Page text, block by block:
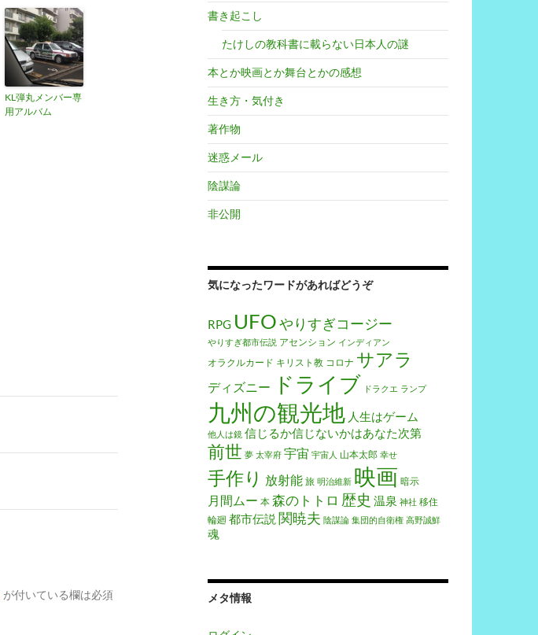
KL弾丸メンバー専
用アルバム
が付いている欄は必須
書き起こし
たけしの教科書に載らない日本人の謎
本とか映画とか舞台とかの感想
生き方・気付き
著作物
迷惑メール
陰謀論
非公開
気になったワードがあればどうぞ
RPG UFOやりすぎコージー
やりすぎ都市伝説 アセンション インディアン
オラクルカード キリスト教 コロナ サアラ
ディズニー ドライブ ドラクエ ランプ
九州の観光地 人生はゲーム
他人は鏡 信じるか信じないかはあなた次第
前世 夢 太宰府 宇宙 宇宙人 山本太郎 幸せ
手作り 放射能 旅 明治維新 映画 暗示
月間ムー 本 森のトトロ 歴史 温泉 神社 移住
輪廻 都市伝説 関暁夫 陰謀論 集団的自衛権 高野誠鮮
魂
メタ情報